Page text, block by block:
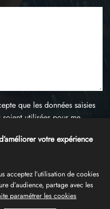
que les données saisies
utilisées pour me
.
formulaire
votre expérience
acceptez l’utilisation de cookies
d’audience, partage avec les
paramétrer les cookies